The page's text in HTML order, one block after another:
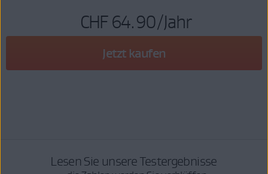
CHF 64.90/Jahr
Jetzt kaufen
Lesen Sie unsere Testergebnisse